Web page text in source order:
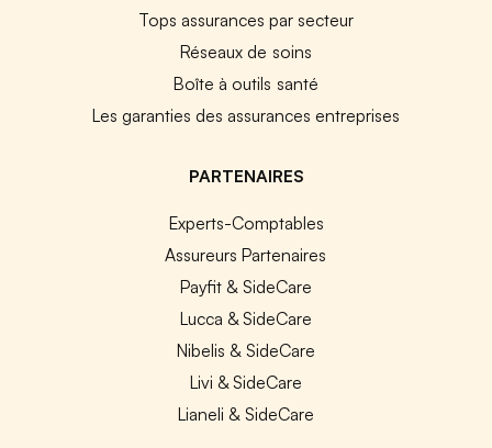
Tops assurances par secteur
Réseaux de soins
Boîte à outils santé
Les garanties des assurances entreprises
PARTENAIRES
Experts-Comptables
Assureurs Partenaires
Payfit & SideCare
Lucca & SideCare
Nibelis & SideCare
Livi & SideCare
Lianeli & SideCare